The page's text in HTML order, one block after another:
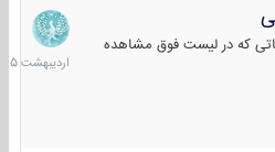
که در لیست فوق مشاهده
27
1405